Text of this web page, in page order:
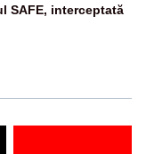
SAFE, interceptată